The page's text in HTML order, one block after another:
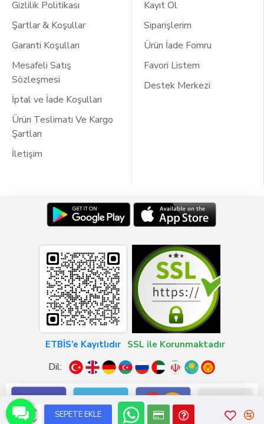
SEPETE EKLE
Gizlilik Politikası
Şartlar & Koşullar
Garanti Koşulları
Mesafeli Satış
Sözleşmesi
İptal ve İade Koşulları
Ürün Teslimatı Ve Kargo
Şartları
İletişim
Kayıt Ol
Siparişlerim
Ürün İade Fomru
Favori Listem
Destek Merkezi
ETBİS’e Kayıtlıdır SSL ile Korunmaktadır
Dil: